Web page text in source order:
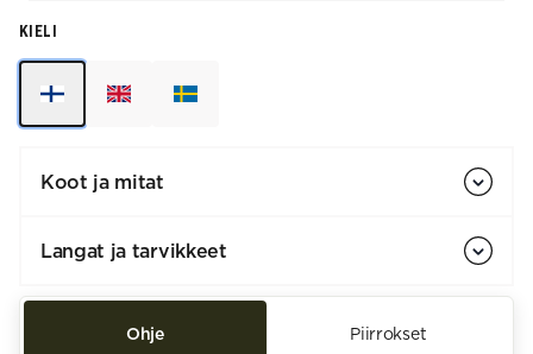
KIELI
Koot ja mitat
Langat ja tarvikkeet
Ohje Piirrokset